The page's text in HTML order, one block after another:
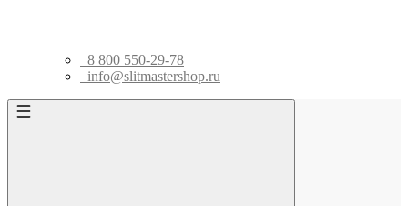
8 800 550-29-78
info@slitmastershop.ru